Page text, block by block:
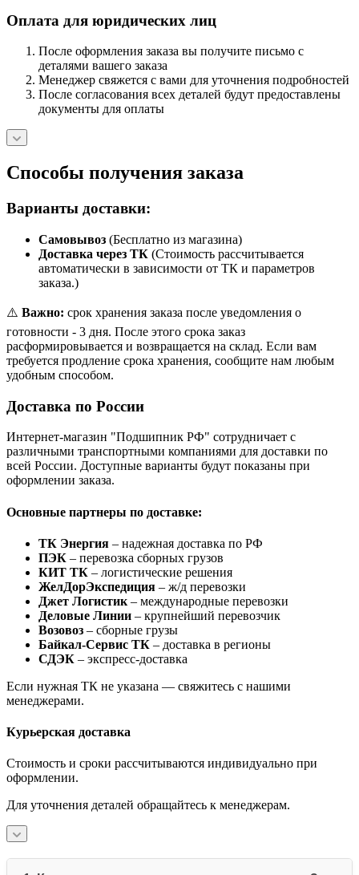
Оплата для юридических лиц
После оформления заказа вы получите письмо с
деталями вашего заказа
Менеджер свяжется с вами для уточнения подробностей
После согласования всех деталей будут предоставлены
документы для оплаты
Способы получения заказа
Варианты доставки:
Самовывоз (Бесплатно из магазина)
Доставка через ТК (Стоимость рассчитывается
автоматически в зависимости от ТК и параметров
заказа.)
⚠️ Важно: срок хранения заказа после уведомления о
готовности - 3 дня. После этого срока заказ
расформировывается и возвращается на склад. Если вам
требуется продление срока хранения, сообщите нам любым
удобным способом.
Доставка по России
Интернет-магазин "Подшипник РФ" сотрудничает с
различными транспортными компаниями для доставки по
всей России. Доступные варианты будут показаны при
оформлении заказа.
Основные партнеры по доставке:
ТК Энергия – надежная доставка по РФ
ПЭК – перевозка сборных грузов
КИТ ТК – логистические решения
ЖелДорЭкспедиция – ж/д перевозки
Джет Логистик – международные перевозки
Деловые Линии – крупнейший перевозчик
Возовоз – сборные грузы
Байкал-Сервис ТК – доставка в регионы
СДЭК – экспресс-доставка
Если нужная ТК не указана — свяжитесь с нашими
менеджерами.
Курьерская доставка
Стоимость и сроки рассчитываются индивидуально при
оформлении.
Для уточнения деталей обращайтесь к менеджерам.